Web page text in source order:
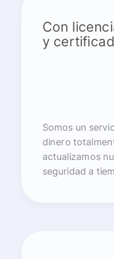
Con
y
Somos un
dinero
actualizamos
seguridad a